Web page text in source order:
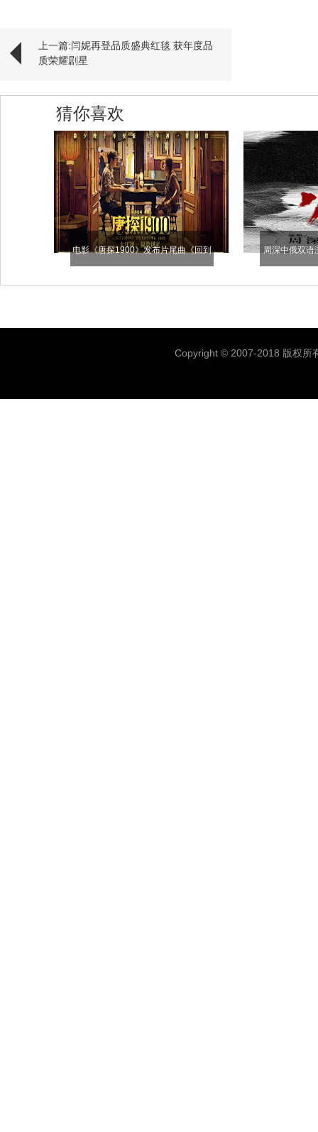
上一篇:闫妮再登品质盛典红毯 获年度品
质荣耀剧星
猜你喜欢
电影《唐探1900》发布片尾曲《回到
唐人街》MV 唐探十年回忆杀欢笑感动
同在
周深中俄双语
题曲《归来》
Copyright © 2007-2018 版权所